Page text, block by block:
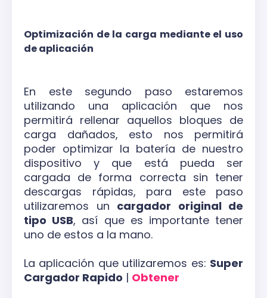
Optimización de la carga mediante el uso
de aplicación
En este segundo paso estaremos
utilizando una aplicación que nos
permitirá rellenar aquellos bloques de
carga dañados, esto nos permitirá
poder optimizar la batería de nuestro
dispositivo y que está pueda ser
cargada de forma correcta sin tener
descargas rápidas, para este paso
utilizaremos un cargador original de
tipo USB, así que es importante tener
uno de estos a la mano.
La aplicación que utilizaremos es: Super
Cargador Rapido | Obtener